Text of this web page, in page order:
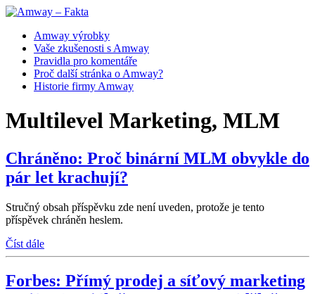
Amway výrobky
Vaše zkušenosti s Amway
Pravidla pro komentáře
Proč další stránka o Amway?
Historie firmy Amway
Multilevel Marketing, MLM
Chráněno: Proč binární MLM obvykle do
pár let krachují?
Stručný obsah příspěvku zde není uveden, protože je tento
příspěvek chráněn heslem.
Číst dále
Forbes: Přímý prodej a síťový marketing